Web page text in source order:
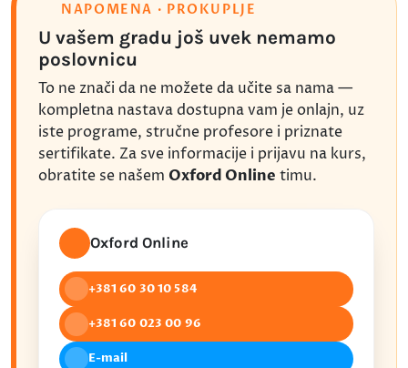
NAPOMENA · PROKUPLJE
U vašem gradu još uvek nemamo
poslovnicu
To ne znači da ne možete da učite sa nama —
kompletna nastava dostupna vam je onlajn, uz
iste programe, stručne profesore i priznate
sertifikate. Za sve informacije i prijavu na kurs,
obratite se našem Oxford Online timu.
Oxford Online
+381 60 30 10 584
+381 60 023 00 96
E-mail